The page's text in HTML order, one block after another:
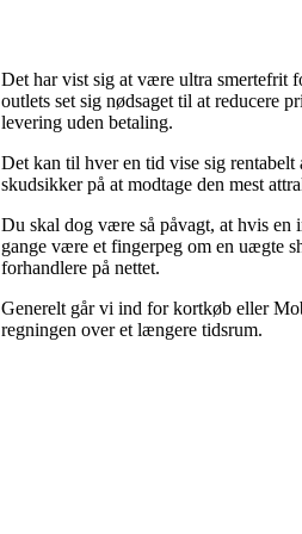
Det har vist sig at være ultra smertefrit
outlets set sig nødsaget til at reducere
levering uden betaling.
Det kan til hver en tid vise sig
skudsikker på at modtage den mest
Du skal dog være så påvagt, at hvis en
gange være et fingerpeg om en uægte
forhandlere på nettet.
Generelt går vi ind for kortkøb eller
regningen over et længere tidsrum.